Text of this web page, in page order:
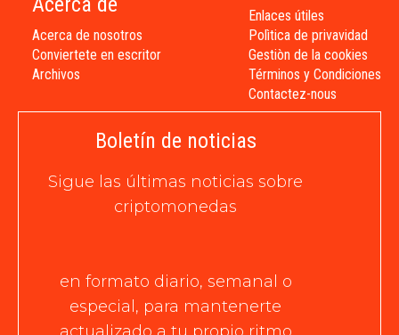
Acerca de nosotros
Conviertete en escritor
Archivos
Enlaces útiles
Polìtica de privavidad
Gestiòn de la cookies
Términos y Condiciones
Contactez-nous
Boletín de noticias
Sigue las últimas noticias sobre
criptomonedas
en formato diario, semanal o
especial, para mantenerte
actualizado a tu propio ritmo